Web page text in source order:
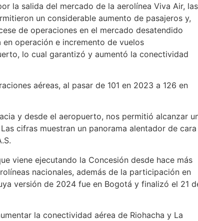
la salida del mercado de la aerolínea Viva Air, las
un considerable aumento de pasajeros y,
de operaciones en el mercado desatendido
operación e incremento de vuelos
lo cual garantizó y aumentó la conectividad
aéreas, al pasar de 101 en 2023 a 126 en
y desde el aeropuerto, nos permitió alcanzar
cifras muestran un panorama alentador de cara
viene ejecutando la Concesión desde hace más
nacionales, además de la participación en
versión de 2024 fue en Bogotá y finalizó el 21
la conectividad aérea de Riohacha y La